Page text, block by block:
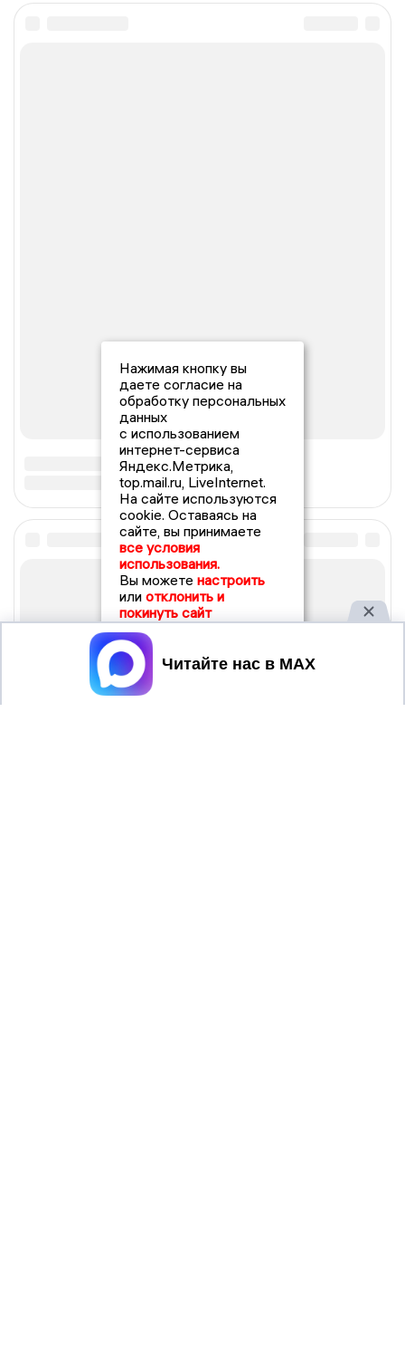
Нажимая кнопку вы
даете согласие на
обработку персональных
данных
с использованием
интернет-сервиса
Яндекс.Метрика,
top.mail.ru, LiveInternet.
На сайте используются
cookie. Оставаясь на
сайте, вы принимаете
все условия
использования.
Вы можете настроить
или отклонить и
покинуть сайт
Принять